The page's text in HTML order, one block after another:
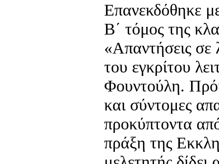
Επανεκδόθηκε
Β΄ τόμος της
«Απαντήσεις σε
του εγκρίτου
Φουντούλη.
και σύντομες
προκύπτοντα
πράξη της